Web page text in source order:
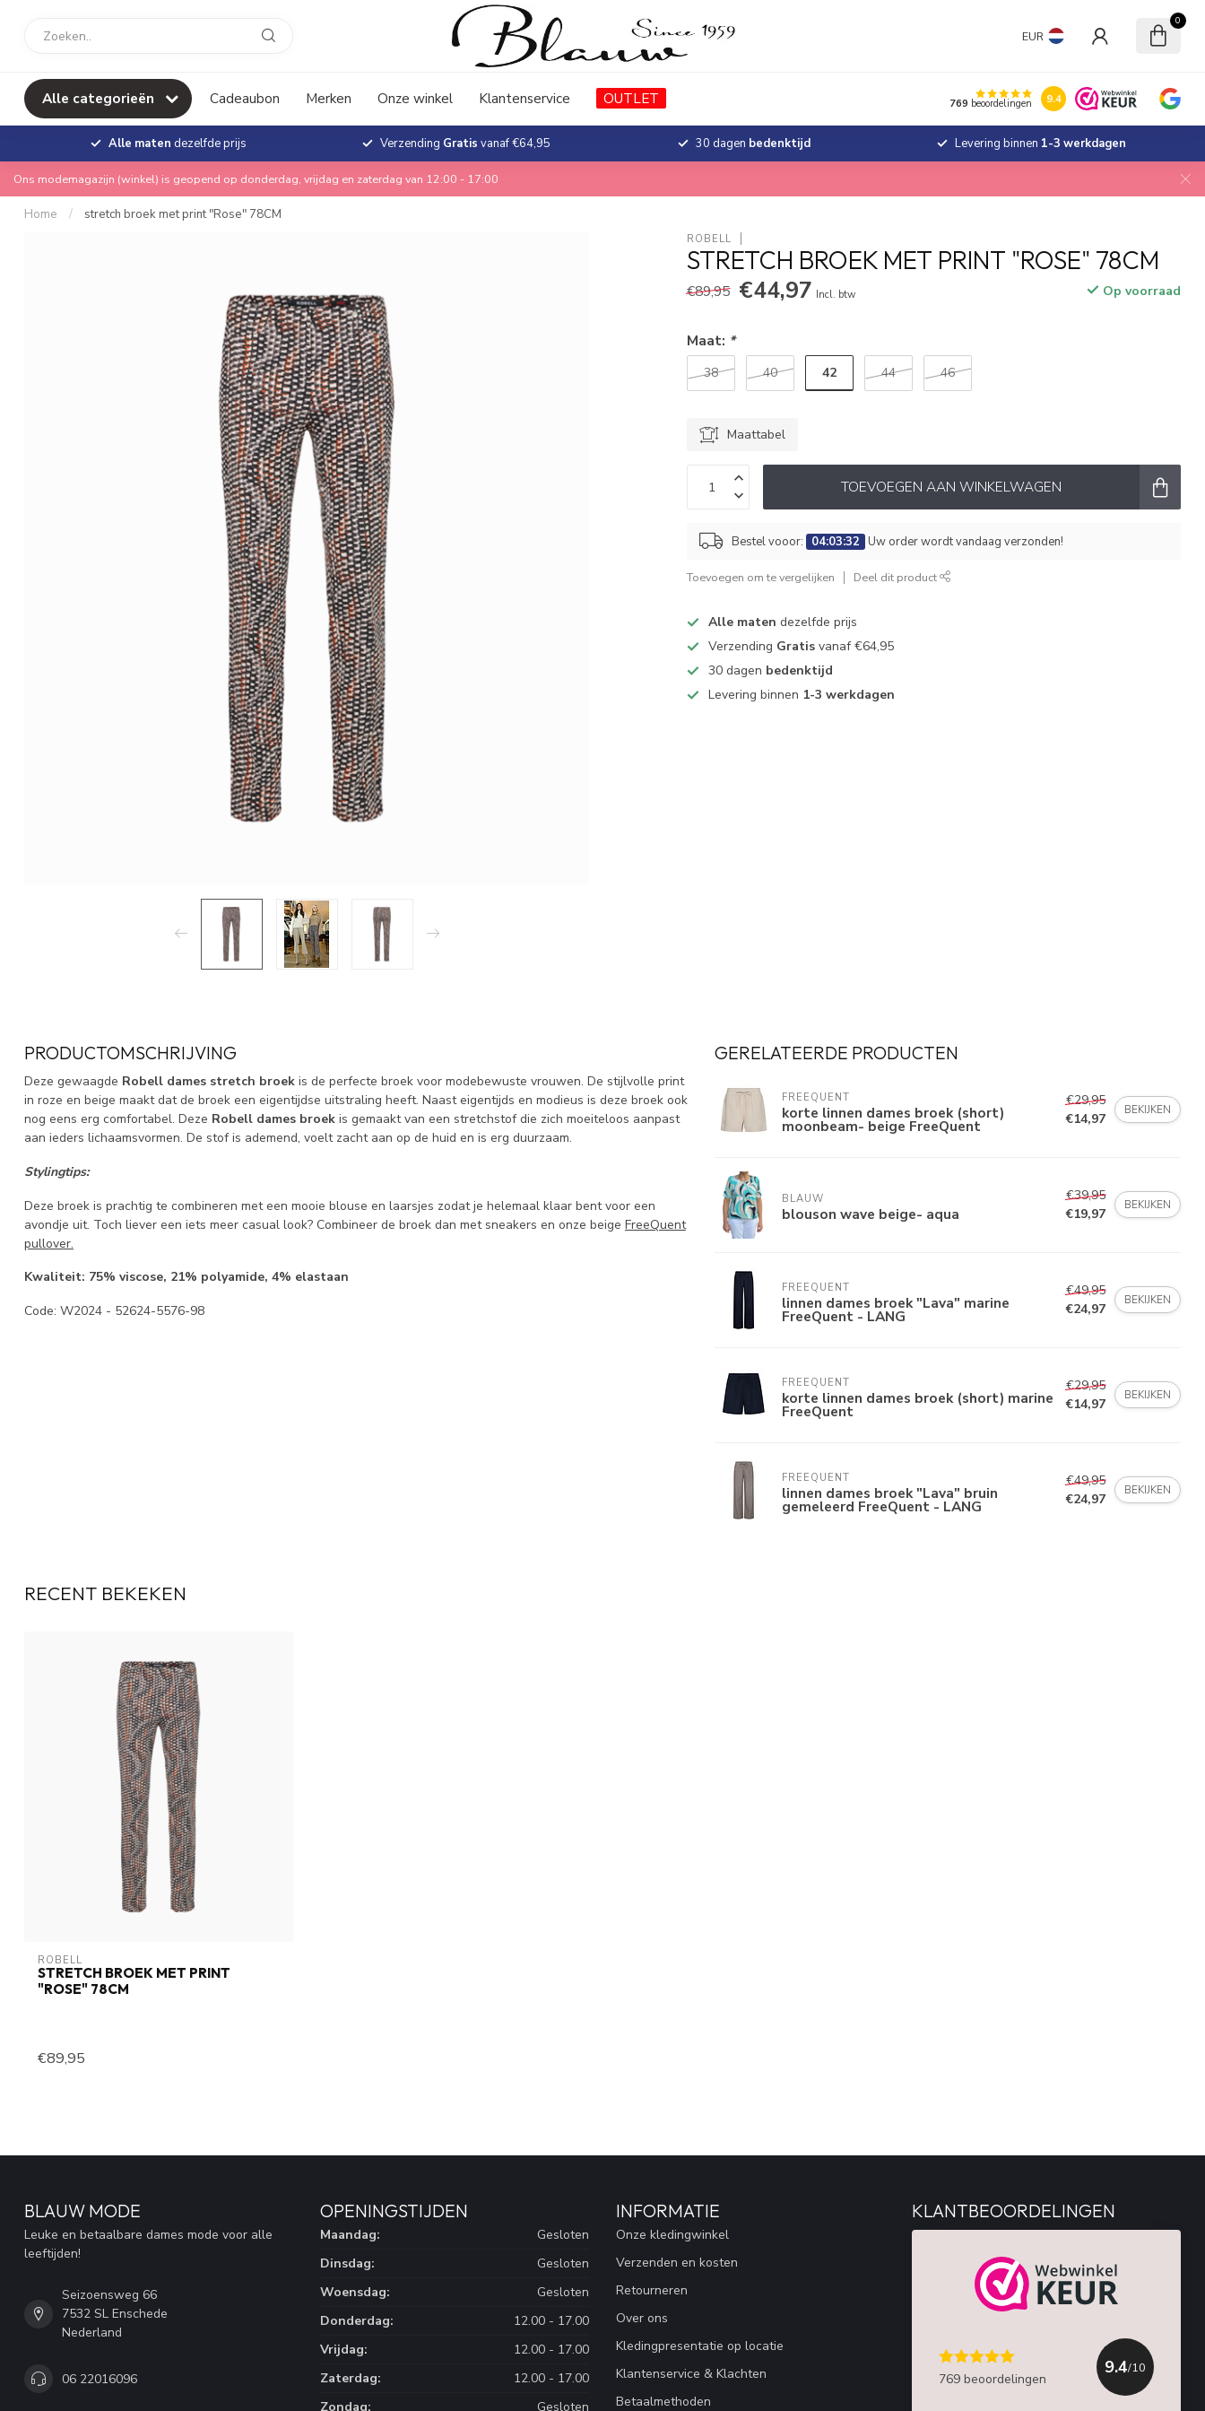
EUR
0
Alle categorieën Cadeaubon Merken Onze winkel Klantenservice OUTLET 769 beoordelingen 9.4
Alle maten dezelfde prijs Verzending Gratis vanaf €64,95 30 dagen bedenktijd Levering binnen 1-3 werkdagen
Ons modemagazijn (winkel) is geopend op donderdag, vrijdag en zaterdag van 12:00 - 17:00
Home / stretch broek met print "Rose" 78CM
ROBELL
STRETCH BROEK MET PRINT "ROSE" 78CM
€89,95 €44,97 Incl. btw Op voorraad
Maat: *
38 40 42 44 46
Maattabel
TOEVOEGEN AAN WINKELWAGEN
Bestel vooor: 04:03:31 Uw order wordt vandaag verzonden!
Toevoegen om te vergelijken Deel dit product
Alle maten dezelfde prijs
Verzending Gratis vanaf €64,95
30 dagen bedenktijd
Levering binnen 1-3 werkdagen
PRODUCTOMSCHRIJVING
Deze gewaagde Robell dames stretch broek is de perfecte broek voor modebewuste vrouwen. De stijlvolle print
in roze en beige maakt dat de broek een eigentijdse uitstraling heeft. Naast eigentijds en modieus is deze broek ook
nog eens erg comfortabel. Deze Robell dames broek is gemaakt van een stretchstof die zich moeiteloos aanpast
aan ieders lichaamsvormen. De stof is ademend, voelt zacht aan op de huid en is erg duurzaam.
Stylingtips:
Deze broek is prachtig te combineren met een mooie blouse en laarsjes zodat je helemaal klaar bent voor een
avondje uit. Toch liever een iets meer casual look? Combineer de broek dan met sneakers en onze beige FreeQuent
pullover.
Kwaliteit: 75% viscose, 21% polyamide, 4% elastaan
Code: W2024 - 52624-5576-98
GERELATEERDE PRODUCTEN
FREEQUENT
korte linnen dames broek (short)
moonbeam- beige FreeQuent
€29,95
€14,97
BEKIJKEN
BLAUW
blouson wave beige- aqua
€39,95
€19,97
BEKIJKEN
FREEQUENT
linnen dames broek "Lava" marine
FreeQuent - LANG
€49,95
€24,97
BEKIJKEN
FREEQUENT
korte linnen dames broek (short) marine
FreeQuent
€29,95
€14,97
BEKIJKEN
FREEQUENT
linnen dames broek "Lava" bruin
gemeleerd FreeQuent - LANG
€49,95
€24,97
BEKIJKEN
RECENT BEKEKEN
ROBELL
STRETCH BROEK MET PRINT
"ROSE" 78CM
€89,95
BLAUW MODE
Leuke en betaalbare dames mode voor alle
leeftijden!
Seizoensweg 66
7532 SL Enschede
Nederland
06 22016096
OPENINGSTIJDEN
Maandag:
Gesloten
Dinsdag:
Gesloten
Woensdag:
Gesloten
Donderdag:
12.00 - 17.00
Vrijdag:
12.00 - 17.00
Zaterdag:
12.00 - 17.00
Zondag:
Gesloten
INFORMATIE
Onze kledingwinkel
Verzenden en kosten
Retourneren
Over ons
Kledingpresentatie op locatie
Klantenservice & Klachten
Betaalmethoden
KLANTBEOORDELINGEN
769 beoordelingen
9.4/10